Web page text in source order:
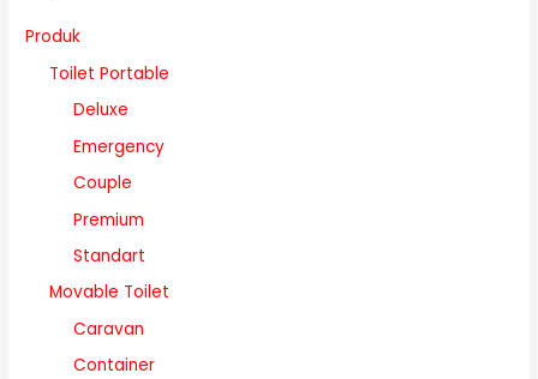
Produk
Toilet Portable
Deluxe
Emergency
Couple
Premium
Standart
Movable Toilet
Caravan
Container